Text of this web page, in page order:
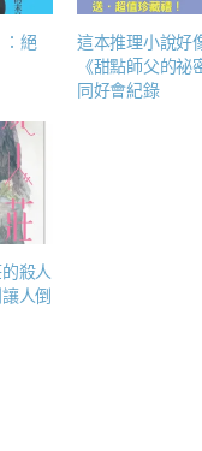
：絕
這本推理小說好
《甜點師父的祕
同好會紀錄
殺人
人倒